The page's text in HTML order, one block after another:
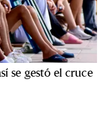
se gestó el cruce